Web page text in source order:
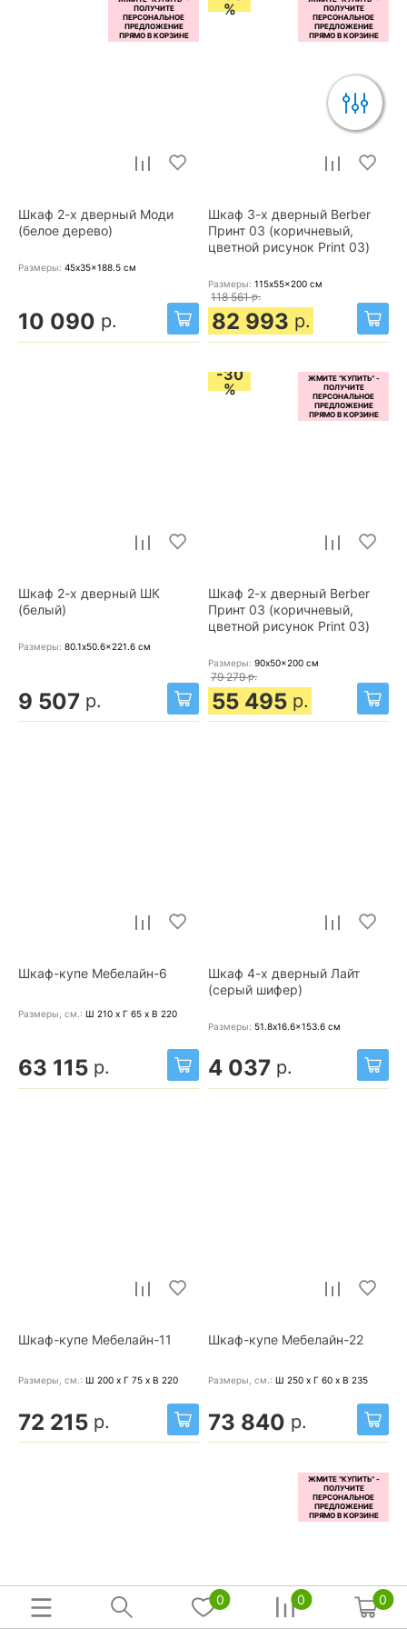
Шкаф 2-х дверный Моди
(белое дерево)
Размеры: 45x35x188.5 см
10 090 р.
%
Шкаф 3-х дверный Berber
Принт 03 (коричневый,
цветной рисунок Print 03)
Размеры: 115x55x200 см
118 561 р.
82 993 р.
Шкаф 2-х дверный ШК
(белый)
Размеры: 80.1x50.6x221.6 см
9 507 р.
-30
%
Шкаф 2-х дверный Berber
Принт 03 (коричневый,
цветной рисунок Print 03)
Размеры: 90x50x200 см
79 279 р.
55 495 р.
Шкаф-купе Мебелайн-6
Размеры, cм.: Ш 210 x Г 65 x В 220
63 115 р.
Шкаф 4-х дверный Лайт
(серый шифер)
Размеры: 51.8x16.6x153.6 см
4 037 р.
Шкаф-купе Мебелайн-11
Размеры, cм.: Ш 200 x Г 75 x В 220
72 215 р.
Шкаф-купе Мебелайн-22
Размеры, cм.: Ш 250 x Г 60 x В 235
73 840 р.
0 0 0